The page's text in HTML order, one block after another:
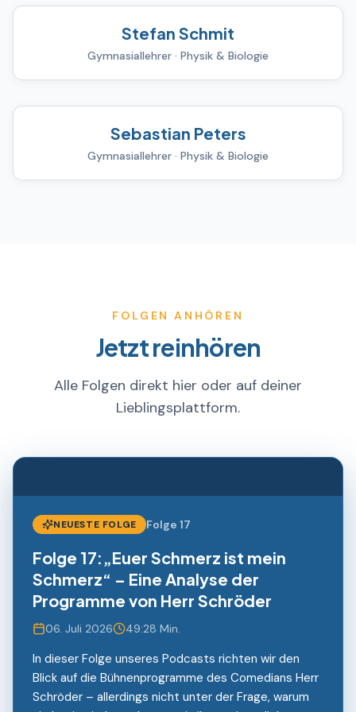
Stefan Schmit
Gymnasiallehrer · Physik & Biologie
Sebastian Peters
Gymnasiallehrer · Physik & Biologie
FOLGEN ANHÖREN
Jetzt reinhören
Alle Folgen direkt hier oder auf deiner
Lieblingsplattform.
NEUESTE FOLGE Folge 17
Folge 17:„Euer Schmerz ist mein
Schmerz“ – Eine Analyse der
Programme von Herr Schröder
06. Juli 2026 49:28 Min.
In dieser Folge unseres Podcasts richten wir den
Blick auf die Bühnenprogramme des Comedians Herr
Schröder – allerdings nicht unter der Frage, warum